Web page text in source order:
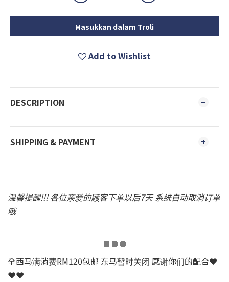
Masukkan dalam Troli
Add to Wishlist
DESCRIPTION
SHIPPING & PAYMENT
温馨提醒!!! 各位亲爱的顾客下单以后7天 系统自动取消订单
哦
全西马满消费RM120包邮 东马暂时关闭 感谢你们的配合❤
❤❤